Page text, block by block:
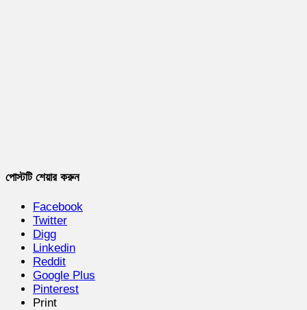
পোস্টটি শেয়ার করুন
Facebook
Twitter
Digg
Linkedin
Reddit
Google Plus
Pinterest
Print